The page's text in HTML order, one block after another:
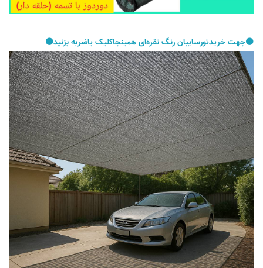
⚫️جهت خریدتورسایبان رنگ نقره‌ای همینجاکلیک یاضربه بزنید⚫️